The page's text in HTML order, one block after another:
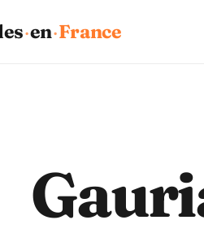
·en·France